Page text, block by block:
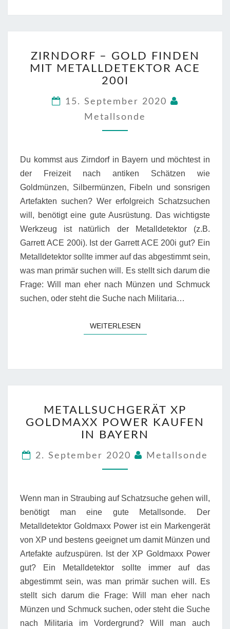
–
GOLD
FINDEN
METALLDETEKTOR
ZIRNDORF – GOLD FINDEN
MIT METALLDETEKTOR ACE
200I
15. September 2020
Metallsonde
Du kommst aus Zirndorf in Bayern und möchtest in
der Freizeit nach antiken Schätzen wie
Goldmünzen, Silbermünzen, Fibeln und sonsrigen
Artefakten suchen? Wer erfolgreich Schatzsuchen
will, benötigt eine gute Ausrüstung. Das wichtigste
Werkzeug ist natürlich der Metalldetektor (z.B.
Garrett ACE 200i). Ist der Garrett ACE 200i gut? Ein
Metalldetektor sollte immer auf das abgestimmt sein,
was man primär suchen will. Es stellt sich darum die
Frage: Will man eher nach Münzen und Schmuck
suchen, oder steht die Suche nach Militaria…
WEITERLESENWEITERLESEN
XP
GOLDMAXX
POWER
IN
METALLSUCHGERÄT XP
GOLDMAXX POWER KAUFEN
IN BAYERN
2. September 2020 Metallsonde
Wenn man in Straubing auf Schatzsuche gehen will,
benötigt man eine gute Metallsonde. Der
Metalldetektor Goldmaxx Power ist ein Markengerät
von XP und bestens geeignet um damit Münzen und
Artefakte aufzuspüren. Ist der XP Goldmaxx Power
gut? Ein Metalldetektor sollte immer auf das
abgestimmt sein, was man primär suchen will. Es
stellt sich darum die Frage: Will man eher nach
Münzen und Schmuck suchen, oder steht die Suche
nach Militaria im Vordergrund? Will man auch